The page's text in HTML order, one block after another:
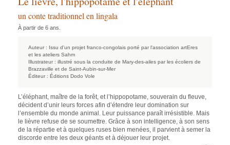
un conte traditionnel en lingala
À partir de 6 ans.
Auteur : Issu d'un projet franco-congolais porté par l'association artEres
et les ateliers Sahm
Illustrateur : illustré sous la conduite de Mary-des-ailes par les écoliers de
Brazzaville et de Saint-Aubin-sur-Mer
Éditeur : Éditions Dodo Vole
L’éléphant, maître de la forêt, et l’hippopotame, souverain du fleuve,
décident d’unir leurs forces afin d’étendre leur domination sur
l’ensemble du monde animal. Leur puissance paraît irrésistible. Mais
le lièvre refuse de se soumettre. Grâce à son intelligence, à son sens
de la répartie et à quelques ruses bien menées, il parvient à semer la
discorde entre les deux géants et à déjouer leur projet.